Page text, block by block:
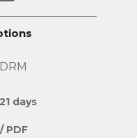
21 days
PDF